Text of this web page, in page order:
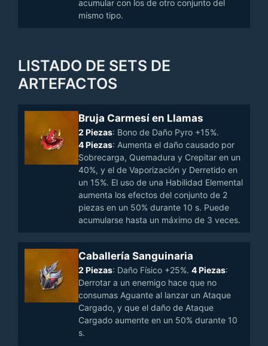
acumular con los de otro conjunto del
mismo tipo.
LISTADO DE SETS DE
ARTEFACTOS
Bruja Carmesí en Llamas
2 Piezas: Bono de Daño Pyro +15%.
4 Piezas: Aumenta el daño causado por
Sobrecarga, Quemadura y Crepitar en un
40%, y el de Vaporización y Derretido en
un 15%. El uso de una Habilidad Elemental
aumenta los efectos del conjunto de 2
piezas en un 50% durante 10 s. Puede
acumularse hasta un máximo de 3 veces.
Caballería Sanguinaria
2 Piezas: Daño Físico +25%.4 Piezas:
Derrotar a un enemigo hace que no
consumas Aguante al lanzar un Ataque
Cargado, y que el daño de Ataque
Cargado aumente en un 50% durante 10
s.